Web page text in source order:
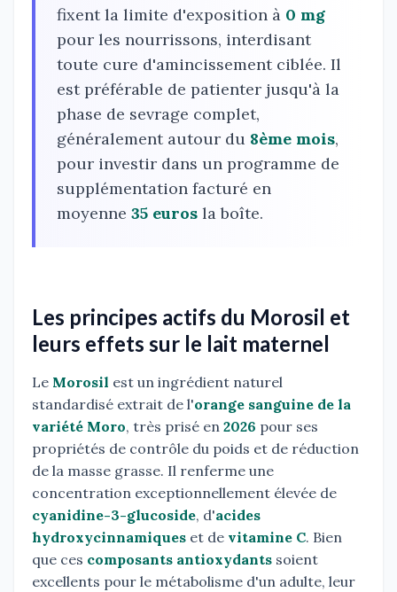
fixent la limite d'exposition à 0 mg
pour les nourrissons, interdisant
toute cure d'amincissement ciblée. Il
est préférable de patienter jusqu'à la
phase de sevrage complet,
généralement autour du 8ème mois,
pour investir dans un programme de
supplémentation facturé en
moyenne 35 euros la boîte.
Les principes actifs du Morosil et
leurs effets sur le lait maternel
Le Morosil est un ingrédient naturel
standardisé extrait de l'orange sanguine de la
variété Moro, très prisé en 2026 pour ses
propriétés de contrôle du poids et de réduction
de la masse grasse. Il renferme une
concentration exceptionnellement élevée de
cyanidine-3-glucoside, d'acides
hydroxycinnamiques et de vitamine C. Bien
que ces composants antioxydants soient
excellents pour le métabolisme d'un adulte, leur